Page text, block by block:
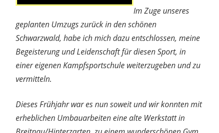
Im Zuge unseres
geplanten Umzugs zurück in den schönen
Schwarzwald, habe ich mich dazu entschlossen, meine
Begeisterung und Leidenschaft für diesen Sport, in
einer eigenen Kampfsportschule weiterzugeben und zu
vermitteln.
Dieses Frühjahr war es nun soweit und wir konnten mit
erheblichen Umbauarbeiten eine alte Werkstatt in